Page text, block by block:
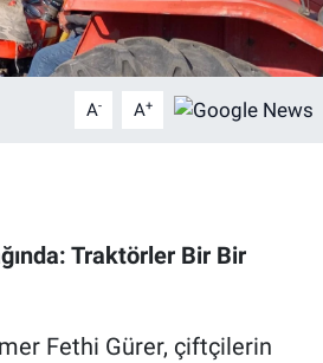
A- A+
Traktörler Bir Bir
Fethi Gürer, çiftçilerin